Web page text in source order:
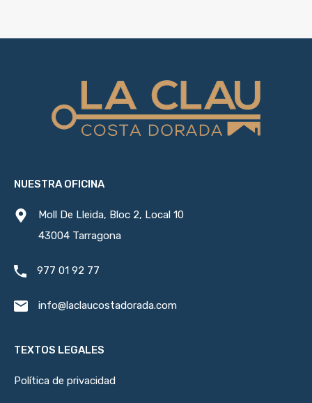
NUESTRA OFICINA
Moll De Lleida, Bloc 2, Local 10
43004 Tarragona
977 01 92 77
info@laclaucostadorada.com
TEXTOS LEGALES
Política de privacidad